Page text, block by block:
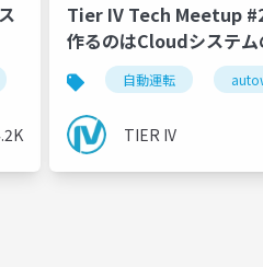
aws
Tier IV Tech Meetup
作るのはCloudシステム
用技術を大解剖 -
自動運転
TIER IV